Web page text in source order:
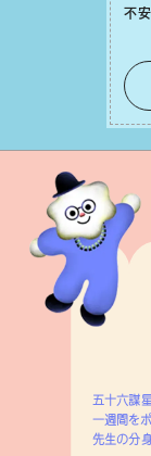
不
⾝
時間
ネ
変え
五十六謀
一週間をポ
先生の分身